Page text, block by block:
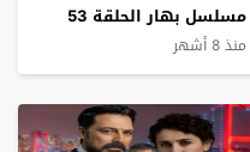
مسلسل بهار الحلقة 53
منذ 8 أشهر